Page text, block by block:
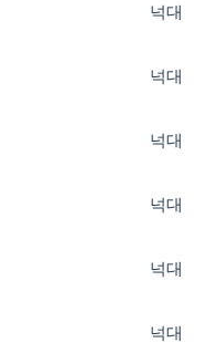
넉대
넉대
넉대
넉대
넉대
넉대